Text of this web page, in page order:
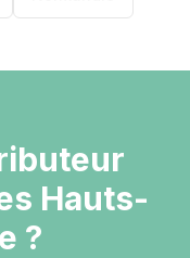
Hauts-
?